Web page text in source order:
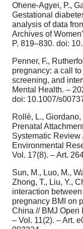
Ohene-Agyei, P.,
Gestational
analysis of data
Archives of
P. 819–830. doi:
Penner, F.,
pregnancy: a call
screening, and
Mental Health. –
doi: 10.1007/
Rollè, L., Giordano,
Prenatal
Systematic Review
Environmental
Vol. 17(8). – Art.
Sun, M., Luo, M.,
Zhong, T., Liu, Y.,
interaction
pregnancy BMI on
China // BMJ Open
– Vol. 11(2). – Art.